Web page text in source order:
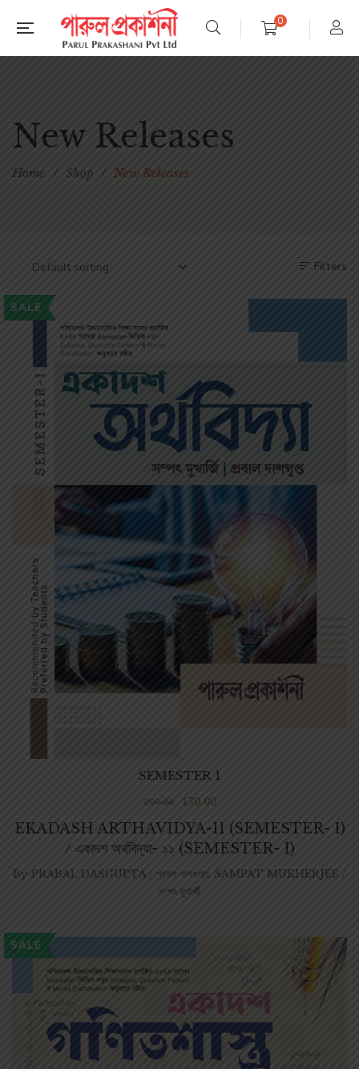
0
New Releases
Home / Shop / New Releases
Filters
SALE
EKADASH ARTHAVIDYA-11 (SEMESTER- I)
/ একাদশ অর্থবিদ্যা- ১১ (SEMESTER- I)
SEMESTER 1
200.00 170.00
By PRABAL DASGUPTA / প্রবাল দাসগুপ্ত, SAMPAT MUKHERJEE /
সম্পৎ মুখার্জী
SALE